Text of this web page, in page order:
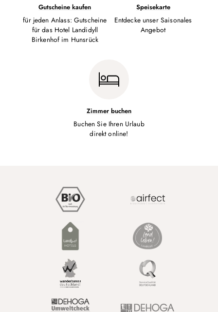
Gutscheine kaufen
für jeden Anlass: Gutscheine
für das Hotel Landidyll
Birkenhof im Hunsrück
Speisekarte
Entdecke unser Saisonales
Angebot
Zimmer buchen
Buchen Sie Ihren Urlaub
direkt online!